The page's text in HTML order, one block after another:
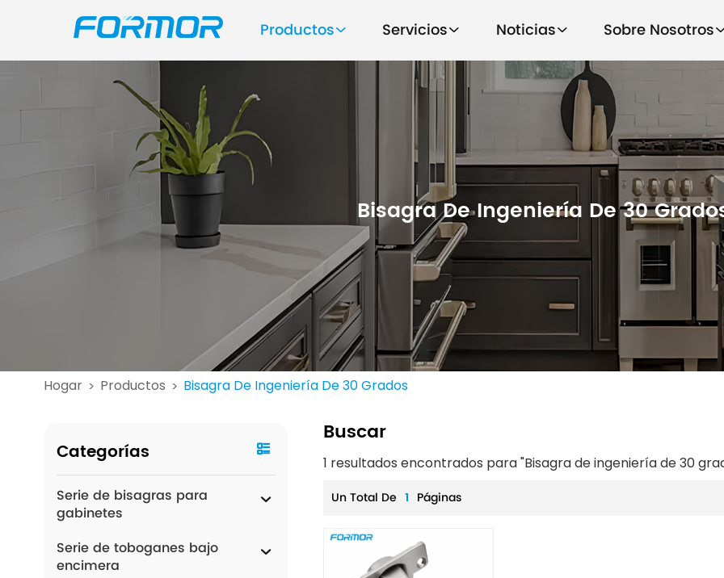
Productos Servicios Noticias Sobre Nosotros
Bisagra De Ingeniería De 30
Hogar > Productos > Bisagra De Ingeniería De 30 Grados
Categorías
Serie de bisagras para
gabinetes
Serie de toboganes bajo
encimera
Buscar
1 resultados encontrados para "Bisagra de ingeniería de 30
Un Total De 1 Páginas